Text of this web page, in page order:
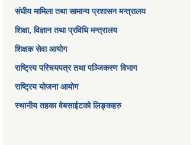
संघीय मामिला तथा सामान्य प्रशासन मन्त्रालय
शिक्षा, विज्ञान तथा प्रविधि मन्त्रालय
शिक्षक सेवा आयोग
राष्ट्रिय परिचयपत्र तथा पञ्जिकरण विभाग
राष्ट्रिय योजना आयोग
स्थानीय तहका वेबसाईटको लिङ्कहरु